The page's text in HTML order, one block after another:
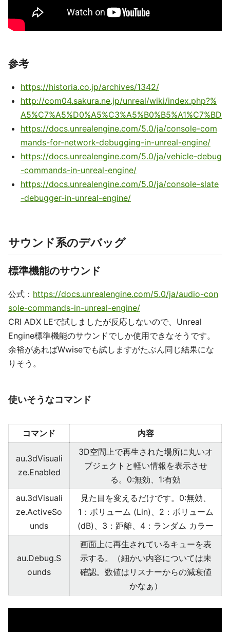
参考
https://historia.co.jp/archives/1342/
http://com04.sakura.ne.jp/unreal/wiki/index.php?%
A5%C7%A5%D0%A5%C3%A5%B0%B5%A1%C7%BD
https://docs.unrealengine.com/5.0/ja/console-com
mands-for-network-debugging-in-unreal-engine/
https://docs.unrealengine.com/5.0/ja/vehicle-debug
-commands-in-unreal-engine/
https://docs.unrealengine.com/5.0/ja/console-slate
-debugger-in-unreal-engine/
サウンド系のデバッグ
標準機能のサウンド
公式： https://docs.unrealengine.com/5.0/ja/audio-con
sole-commands-in-unreal-engine/
CRI ADX LEで試しましたが反応しないので、Unreal
Engine標準機能のサウンドでしか使用できなそうです。
余裕があればWwiseでも試しますがたぶん同じ結果にな
りそう。
使いそうなコマンド
コマンド 内容
au.3dVisuali
ze.Enabled
3D空間上で再生された場所に丸いオ
ブジェクトと軽い情報を表示させ
る。0:無効、1:有効
au.3dVisuali
ze.ActiveSo
unds
見た目を変えるだけです。0:無効、
1：ボリューム (Lin)、2：ボリューム
(dB)、3：距離、4：ランダム カラー
au.Debug.S
ounds
画面上に再生されているキューを表
示する。（細かい内容については未
確認。数値はリスナーからの減衰値
かなぁ）